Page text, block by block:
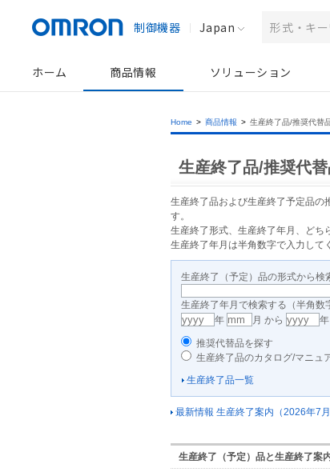
制御機器 Japan
ホーム 商品情報 ソリューション
Home > 商品情報 > 生産終了品/推奨代替
生産終了品/推奨代
生産終了品および生産終了予定品の
す。
生産終了形式、生産終了年月、どち
生産終了年月は半角数字で入力して
生産終了（予定）品の形式から検
生産終了年月で検索する（半角数
年
月 から 年
推奨代替品を探す
生産終了品のカタログ/マニュ
生産終了品一覧
最新情報 生産終了案内（ 2026年7月
生産終了（予定）品と生産終了案